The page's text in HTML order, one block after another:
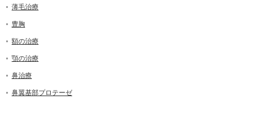
薄毛治療
豊胸
額の治療
顎の治療
鼻治療
鼻翼基部プロテーゼ